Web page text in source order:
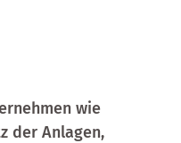
wie
der Anlagen,